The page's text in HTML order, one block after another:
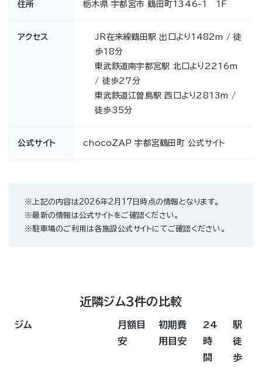
住所 栃木県 宇都宮市 鶴田町1346-1 1F
アクセス
JR在来線鶴田駅 出口より1482m / 徒
歩18分
東武鉄道南宇都宮駅 北口より2216m
/ 徒歩27分
東武鉄道江曽島駅 西口より2813m /
徒歩35分
公式サイト chocoZAP 宇都宮鶴田町 公式サイト
※上記の内容は2026年2月17日時点の情報となります。
※最新の情報は公式サイトをご確認ください。
※駐車場のご利用は各施設公式サイトにてご確認ください。
近隣ジム3件の比較
ジム
月額目
安
初期費
用目安
24
時
間
駅
徒
歩